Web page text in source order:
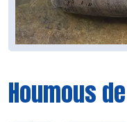
Houmous